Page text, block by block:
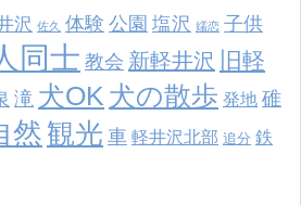
沢 佐久 体験 公園 塩沢 嬬恋 子供
同士 教会 新軽井沢
旧軽
滝 犬OK 犬の散歩 発地 碓
然 観光 車 軽井沢北部 追分 鉄